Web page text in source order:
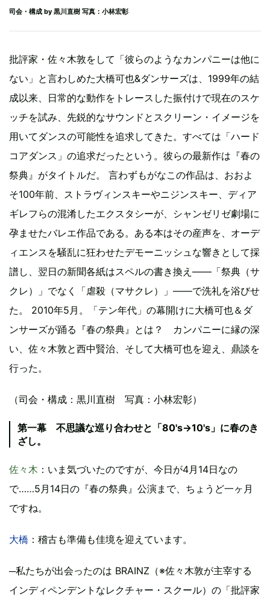
司会・構成 by 黒川直樹 写真：小林宏彰
批評家・佐々木敦をして「彼らのようなカンパニーは他に
ない」と言わしめた大橋可也&ダンサーズは、1999年の結
成以来、日常的な動作をトレースした振付けで現在のスケ
ッチを試み、先鋭的なサウンドとスクリーン・イメージを
用いてダンスの可能性を追求してきた。すべては「ハード
コアダンス」の追求だったという。彼らの最新作は『春の
祭典』がタイトルだ。 言わずもがなこの作品は、おおよ
そ100年前、ストラヴィンスキーやニジンスキー、ディア
ギレフらの混淆したエクスタシーが、シャンゼリゼ劇場に
孕ませたバレエ作品である。ある本はその産声を、オーデ
ィエンスを騒乱に狂わせたデモーニッシュな響きとして採
譜し、翌日の新聞各紙はスペルの書き換え――「祭典（サ
クレ）」でなく「虐殺（マサクレ）」――で洗礼を浴びせ
た。 2010年5月。「テン年代」の幕開けに大橋可也＆ダ
ンサーズが踊る『春の祭典』とは？ カンパニーに縁の深
い、佐々木敦と西中賢治、そして大橋可也を迎え、鼎談を
行った。
（司会・構成：黒川直樹 写真：小林宏彰）
第一幕 不思議な巡り合わせと「80's→10's」に春のき
ざし。
佐々木 ：いま気づいたのですが、今日が4月14日なの
で……5月14日の『春の祭典』公演まで、ちょうど一ヶ月
ですね。
大橋 ：稽古も準備も佳境を迎えています。
─私たちが出会ったのは BRAINZ（※佐々木敦が主宰する
インディペンデントなレクチャー・スクール）の「批評家